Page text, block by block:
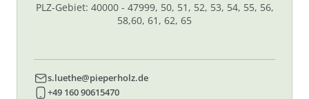
PLZ-Gebiet: 40000 - 47999, 50, 51, 52, 53, 54, 55, 56,
58,60, 61, 62, 65
s.luethe@pieperholz.de
+49 160 90615470